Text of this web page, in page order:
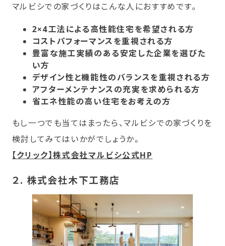
マルビシでの家づくりはこんな人におすすめです。
2×4工法による高性能住宅を希望される方
コストパフォーマンスを重視される方
豊富な施工実績のある安定した企業を選びた
い方
デザイン性と機能性のバランスを重視される方
アフターメンテナンスの充実を求められる方
省エネ性能の高い住宅をお考えの方
もし一つでも当てはまったら、マルビシでの家づくりを
検討してみてはいかがでしょうか。
【クリック】株式会社マルビシ公式HP
２. 株式会社木下工務店